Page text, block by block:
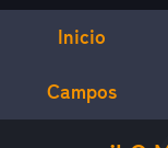
Inicio
Campos
¿QUÉ ES HOP